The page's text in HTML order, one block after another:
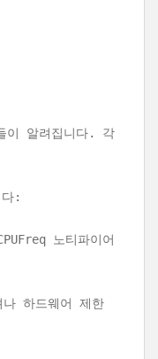
이 알려집니다. 각
:
노티파이어
하드웨어 제한